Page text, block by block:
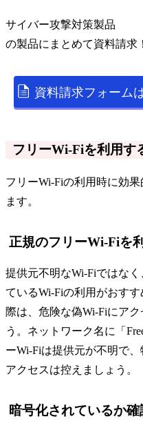
サイバー攻撃対策製品
の製品にまとめて資料請求！
資料請求フォーム
フリーWi-Fiを利用す
フリーWi-Fiの利用時に効
ます。
正規のフリーWi-Fiを
提供元不明なWi-Fiではな
ているWi-Fiの利用がおす
際は、危険な偽Wi-Fiにア
う。ネットワーク名に「
ーWi-Fiは提供元が不明で
アクセスは控えましょう。
暗号化されているか確